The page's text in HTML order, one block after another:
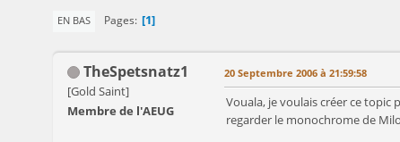
EN BAS Pages 1
TheSpetsnatz1
[Gold Saint]
Membre de l'AEUG
20 Septembre 2006 à 21:59:58
Vouala, je voulais créer ce
regarder le monochrome de Milo